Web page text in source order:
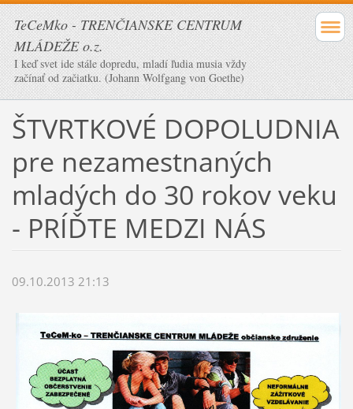
TeCeMko - TRENČIANSKE CENTRUM
MLÁDEŽE o.z.
I keď svet ide stále dopredu, mladí ľudia musia vždy
začínať od začiatku. (Johann Wolfgang von Goethe)
ŠTVRTKOVÉ DOPOLUDNIA
pre nezamestnaných
mladých do 30 rokov veku
- PRÍĎTE MEDZI NÁS
09.10.2013 21:13